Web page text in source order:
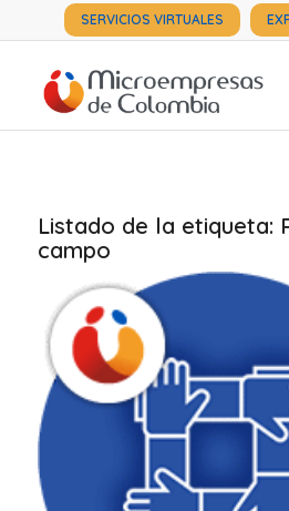
SERVICIOS VIRTUALES
Listado de la etiqueta:
campo